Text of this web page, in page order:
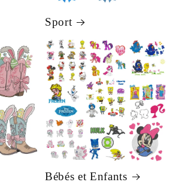
Sport
Bébés et Enfants